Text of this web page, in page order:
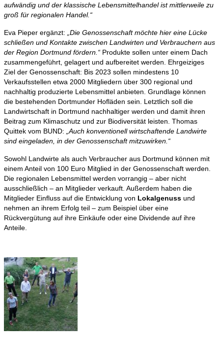
aufwändig und der klassische Lebensmittelhandel ist mittlerweile zu
groß für regionalen Handel.“
Eva Pieper ergänzt:
„Die Genossenschaft möchte hier eine Lücke
schließen und Kontakte zwischen Landwirten und Verbrauchern aus
der Region Dortmund fördern.“ Produkte sollen unter einem Dach
zusammengeführt, gelagert und aufbereitet werden. Ehrgeiziges
Ziel der Genossenschaft: Bis 2023 sollen mindestens 10
Verkaufsstellen etwa 2000 Mitgliedern über 300 regional und
nachhaltig produzierte Lebensmittel anbieten. Grundlage können
die bestehenden Dortmunder Hofläden sein. Letztlich soll die
Landwirtschaft in Dortmund nachhaltiger werden und damit ihren
Beitrag zum Klimaschutz und zur Biodiversität leisten. Thomas
Quittek vom BUND:
„Auch konventionell wirtschaftende Landwirte
sind eingeladen, in der Genossenschaft mitzuwirken.“
Sowohl Landwirte als auch Verbraucher aus Dortmund können mit
einem Anteil von 100 Euro Mitglied in der Genossenschaft werden.
Die regionalen Lebensmittel werden vorrangig – aber nicht
ausschließlich – an Mitglieder verkauft. Außerdem haben die
Mitglieder Einfluss auf die Entwicklung von Lokalgenuss und
nehmen an ihrem Erfolg teil – zum Beispiel über eine
Rückvergütung auf ihre Einkäufe oder eine Dividende auf ihre
Anteile.